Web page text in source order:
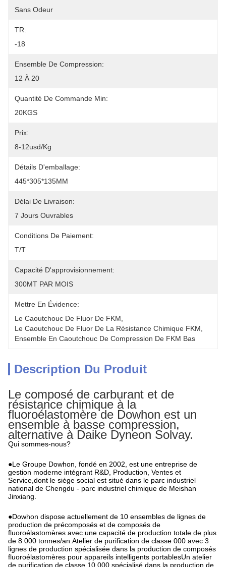
Sans Odeur
TR:
-18
Ensemble De Compression:
12 À 20
Quantité De Commande Min:
20KGS
Prix:
8-12usd/kg
Détails D'emballage:
445*305*135MM
Délai De Livraison:
7 Jours Ouvrables
Conditions De Paiement:
T/T
Capacité D'approvisionnement:
300MT PAR MOIS
Mettre En Évidence:
Le Caoutchouc De Fluor De FKM
Le Caoutchouc De Fluor De La Résistance Chimique FKM
Ensemble En Caoutchouc De Compression De FKM Bas
Description Du Produit
Le composé de carburant et de
résistance chimique à la
fluoroélastomère de Dowhon est un
ensemble à basse compression,
alternative à Daike Dyneon Solvay.
Qui sommes-nous?
●Le Groupe Dowhon, fondé en 2002, est une entreprise de
gestion moderne intégrant R&D, Production, Ventes et
Service,dont le siège social est situé dans le parc industriel
national de Chengdu - parc industriel chimique de Meishan
Jinxiang.
●Dowhon dispose actuellement de 10 ensembles de lignes de
production de précomposés et de composés de
fluoroélastomères avec une capacité de production totale de plus
de 8 000 tonnes/an.Atelier de purification de classe 000 avec 3
lignes de production spécialisée dans la production de composés
fluoroélastomères pour appareils intelligents portablesUn atelier
de purification de classe 10 000 spécialisé dans la production de